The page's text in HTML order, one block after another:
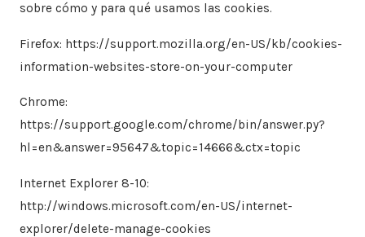
sobre cómo y para qué usamos las cookies.
Firefox: https://support.mozilla.org/en-US/kb/cookies-
information-websites-store-on-your-computer
Chrome:
https://support.google.com/chrome/bin/answer.py?
hl=en&answer=95647&topic=14666&ctx=topic
Internet Explorer 8-10:
http://windows.microsoft.com/en-US/internet-
explorer/delete-manage-cookies